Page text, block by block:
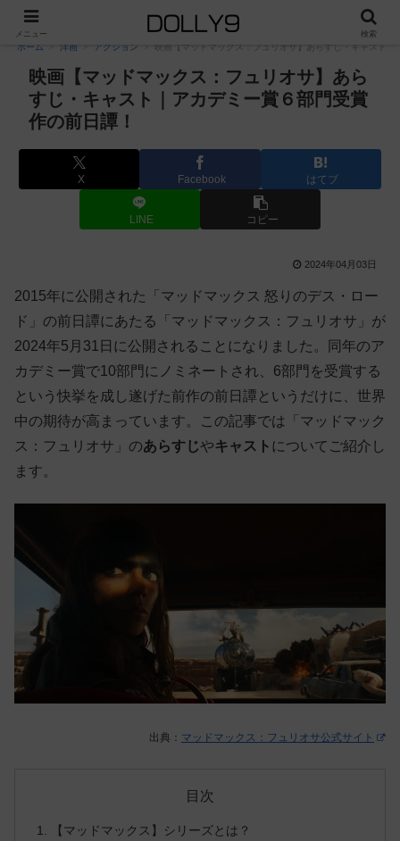
PR
ホーム 洋画 アクション 映画【マッドマックス：フュリオサ】あらすじ・キャスト
映画【マッドマックス：フュリオサ】あら
すじ・キャスト｜アカデミー賞６部門受賞
作の前日譚！
X Facebook はてブ
LINE コピー
2024年04月03日
2015年に公開された「マッドマックス 怒りのデス・ロー
ド」の前日譚にあたる「マッドマックス：フュリオサ」が
2024年5月31日に公開されることになりました。同年のア
カデミー賞で10部門にノミネートされ、6部門を受賞する
という快挙を成し遂げた前作の前日譚というだけに、世界
中の期待が高まっています。この記事では「マッドマック
ス：フュリオサ」のあらすじやキャスト についてご紹介し
ます。
出典： マッドマックス：フュリオサ公式サイト
目次
【マッドマックス】シリーズとは？
メニュー 検索